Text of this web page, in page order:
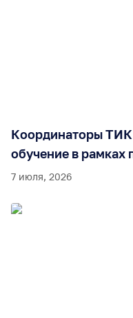
Координаторы ТИК
обучение в
7 июля, 2026